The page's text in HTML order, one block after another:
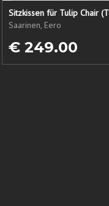
Sitzkissen für Tulip Chair
Saarinen, Eero
€ 249.00